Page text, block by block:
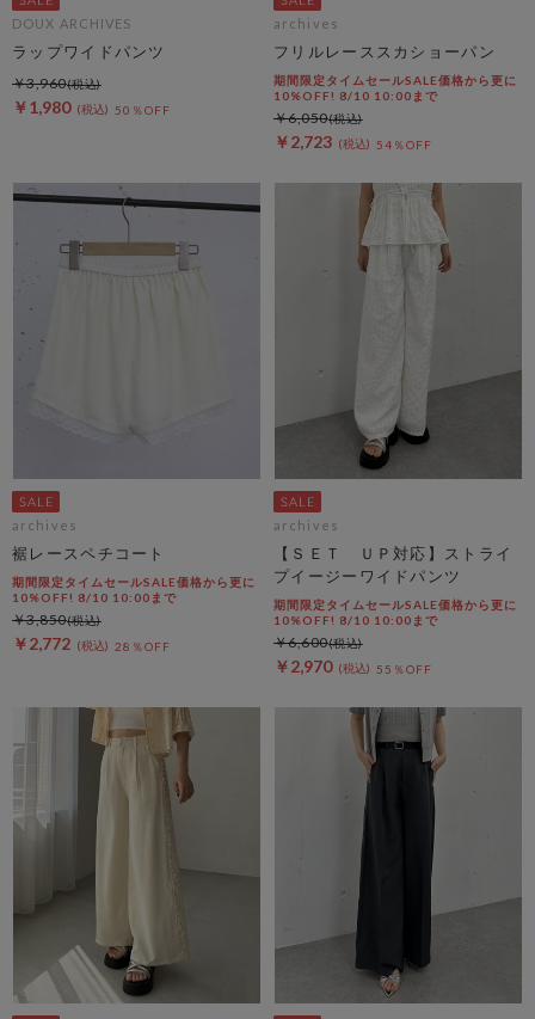
DOUX ARCHIVES
ラップワイドパンツ
￥1,980 50％OFF
￥3,960
archives
フリルレーススカショーパン
期間限定タイムセールSALE価格から更に
10%OFF! 8/10 10:00まで
￥2,723 54％OFF
￥6,050
archives
裾レースペチコート
期間限定タイムセールSALE価格から更に
10%OFF! 8/10 10:00まで
￥2,772 28％OFF
￥3,850
archives
【ＳＥＴ ＵＰ対応】ストライ
プイージーワイドパンツ
期間限定タイムセールSALE価格から更に
10%OFF! 8/10 10:00まで
￥2,970 55％OFF
￥6,600